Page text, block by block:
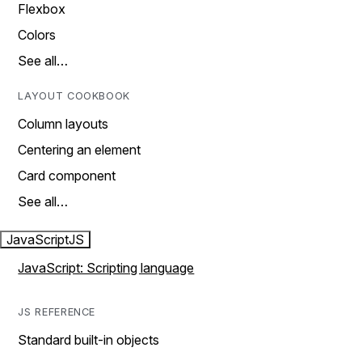
Flexbox
Colors
See all…
LAYOUT COOKBOOK
Column layouts
Centering an element
Card component
See all…
JavaScriptJS
JavaScript: Scripting language
JS REFERENCE
Standard built-in objects